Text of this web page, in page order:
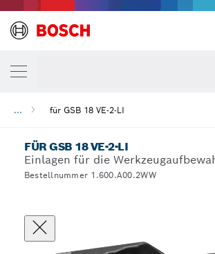
... für GSB 18 VE-2-LI
FÜR GSB 18 VE-2-LI
Einlagen für die
Bestellnummer 1.600.A00.2WW